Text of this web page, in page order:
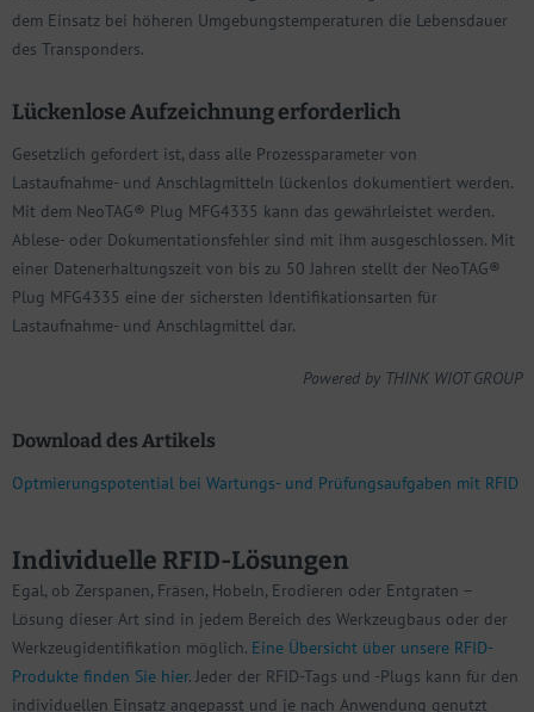
dem Einsatz bei höheren Umgebungstemperaturen die Lebensdauer
des Transponders.
Lückenlose Aufzeichnung erforderlich
Gesetzlich gefordert ist, dass alle Prozessparameter von
Lastaufnahme- und Anschlagmitteln lückenlos dokumentiert werden.
Mit dem NeoTAG® Plug MFG4335 kann das gewährleistet werden.
Ablese- oder Dokumentationsfehler sind mit ihm ausgeschlossen. Mit
einer Datenerhaltungszeit von bis zu 50 Jahren stellt der NeoTAG®
Plug MFG4335 eine der sichersten Identifikationsarten für
Lastaufnahme- und Anschlagmittel dar.
Powered by THINK WIOT GROUP
Download des Artikels
Optmierungspotential bei Wartungs- und Prüfungsaufgaben mit RFID
Individuelle RFID-Lösungen
Egal, ob Zerspanen, Fräsen, Hobeln, Erodieren oder Entgraten –
Lösung dieser Art sind in jedem Bereich des Werkzeugbaus oder der
Werkzeugidentifikation möglich. Eine Übersicht über unsere RFID-
Produkte finden Sie hier. Jeder der RFID-Tags und -Plugs kann für den
individuellen Einsatz angepasst und je nach Anwendung genutzt